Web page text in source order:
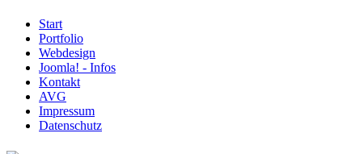
Start
Portfolio
Webdesign
Joomla! - Infos
Kontakt
AVG
Impressum
Datenschutz